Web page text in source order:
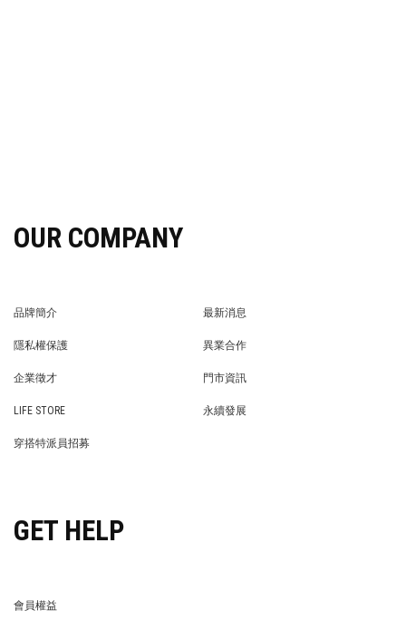
OUR COMPANY
品牌簡介
最新消息
隱私權保護
異業合作
企業徵才
門市資訊
LIFE STORE
永續發展
穿搭特派員招募
GET HELP
會員權益